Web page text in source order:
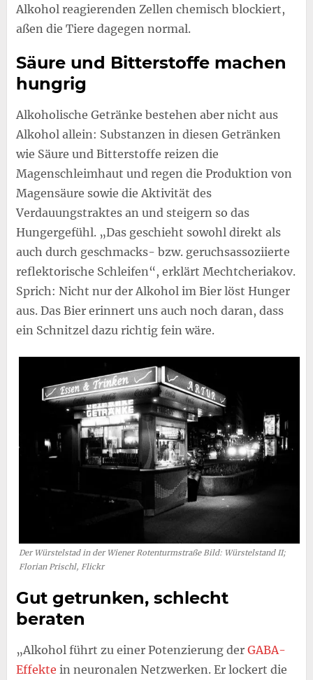
Alkohol reagierenden Zellen chemisch blockiert,
aßen die Tiere dagegen normal.
Säure und Bitterstoffe machen
hungrig
Alkoholische Getränke bestehen aber nicht aus
Alkohol allein: Substanzen in diesen Getränken
wie Säure und Bitterstoffe reizen die
Magenschleimhaut und regen die Produktion von
Magensäure sowie die Aktivität des
Verdauungstraktes an und steigern so das
Hungergefühl. „Das geschieht sowohl direkt als
auch durch geschmacks- bzw. geruchsassoziierte
reflektorische Schleifen“, erklärt Mechtcheriakov.
Sprich: Nicht nur der Alkohol im Bier löst Hunger
aus. Das Bier erinnert uns auch noch daran, dass
ein Schnitzel dazu richtig fein wäre.
Der Würstelstad in der Wiener Rotenturmstraße Bild: Würstelstand II;
Florian Prischl, Flickr
Gut getrunken, schlecht
beraten
„Alkohol führt zu einer Potenzierung der GABA-
Effekte in neuronalen Netzwerken. Er lockert die